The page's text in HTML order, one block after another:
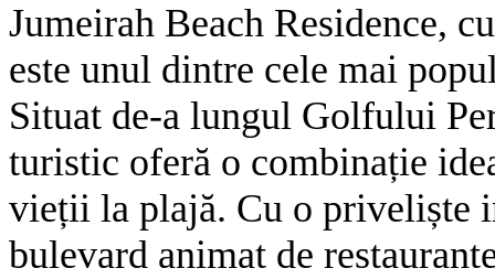
Jumeirah Beach Residence,
este unul dintre cele mai
Situat de-a lungul Golfului
turistic oferă o combinație
vieții la plajă. Cu o priveliște
bulevard animat de